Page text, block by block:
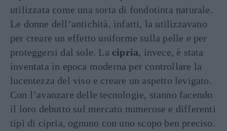
utilizzata come una sorta di fondotinta naturale.
Le donne dell’antichità, infatti, la utilizzavano
per creare un effetto uniforme sulla pelle e per
proteggersi dal sole. La cipria, invece, è stata
inventata in epoca moderna per controllare la
lucentezza del viso e creare un aspetto levigato.
Con l’avanzare delle tecnologie, stanno facendo
il loro debutto sul mercato numerose e differenti
tipi di cipria, ognuno con uno scopo ben preciso.